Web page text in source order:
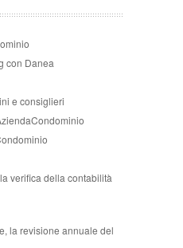
con Danea
e consiglieri
verifica della contabilità
la revisione annuale del